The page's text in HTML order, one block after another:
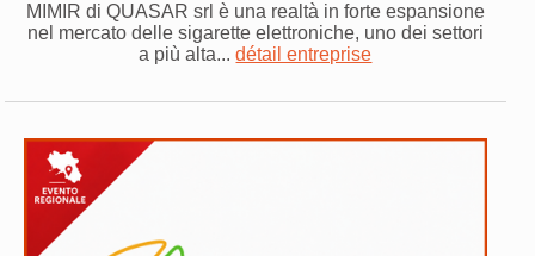
MIMIR di QUASAR srl è una realtà in forte espansione
nel mercato delle sigarette elettroniche, uno dei settori
a più alta...détail entreprise